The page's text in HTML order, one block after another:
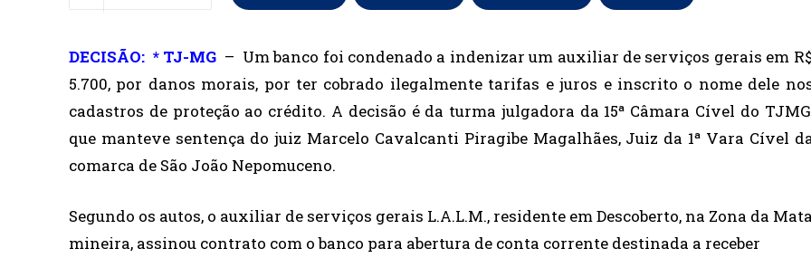
DECISÃO: * TJ-MG – Um banco foi condenado a indenizar um auxiliar de serviços gerais em
5.700, por danos morais, por ter cobrado ilegalmente tarifas e juros e inscrito o nome dele
cadastros de proteção ao crédito. A decisão é da turma julgadora da 15ª Câmara Cível do
que manteve sentença do juiz Marcelo Cavalcanti Piragibe Magalhães, Juiz da 1ª Vara Cível
comarca de São João Nepomuceno.
Segundo os autos, o auxiliar de serviços gerais L.A.L.M., residente em Descoberto, na Zona da Mata
mineira, assinou contrato com o banco para abertura de conta corrente destinada a receber